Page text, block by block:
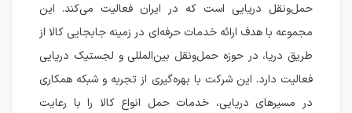
حمل‌ونقل دریایی است که در ایران فعالیت می‌کند. این
مجموعه با هدف ارائه خدمات حرفه‌ای در زمینه جابجایی کالا از
طریق دریا، در حوزه حمل‌ونقل بین‌المللی و لجستیک دریایی
فعالیت دارد. این شرکت با بهره‌گیری از تجربه و شبکه همکاری
در مسیرهای دریایی، خدمات حمل انواع کالا را با رعایت